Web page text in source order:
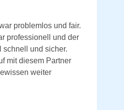
problemlos und fair.
professionell und der
schnell und sicher.
mit diesem Partner
weiter